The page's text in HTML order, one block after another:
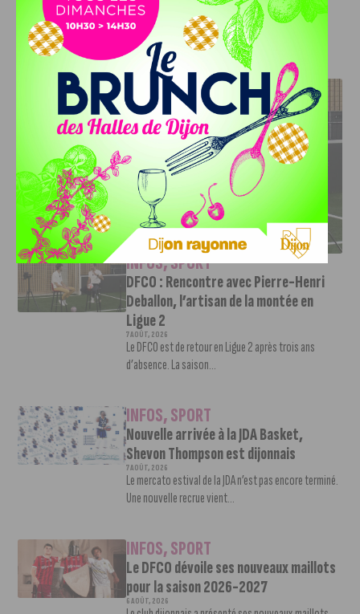
est pour vous.
J'AIME LE DFCO
DFCO : RENCONTRE AVEC PIERRE-HENRI DEBALLON,
L’ARTISAN DE LA MONTÉE EN LIGUE 2
INFOS,SPORT
DFCO : Rencontre avec Pierre-Henri
Deballon, l’artisan de la montée en
Ligue 2
7 AOÛT, 2026
Le DFCO est de retour en Ligue 2 après trois ans
d’absence. La saison...
INFOS,SPORT
Nouvelle arrivée à la JDA Basket,
Shevon Thompson est dijonnais
7 AOÛT, 2026
Le mercato estival de la JDA n’est pas encore terminé.
Une nouvelle recrue vient...
INFOS,SPORT
Le DFCO dévoile ses nouveaux maillots
pour la saison 2026-2027
6 AOÛT, 2026